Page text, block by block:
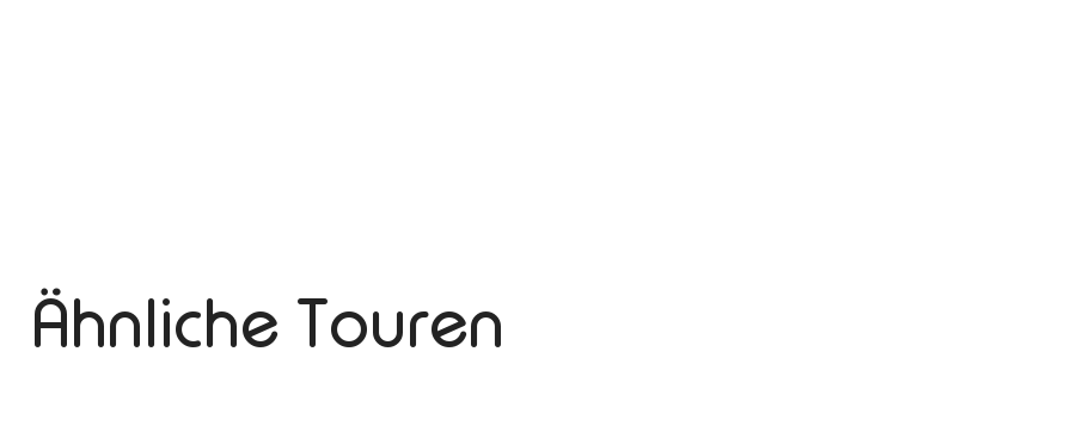
Ähnliche Touren